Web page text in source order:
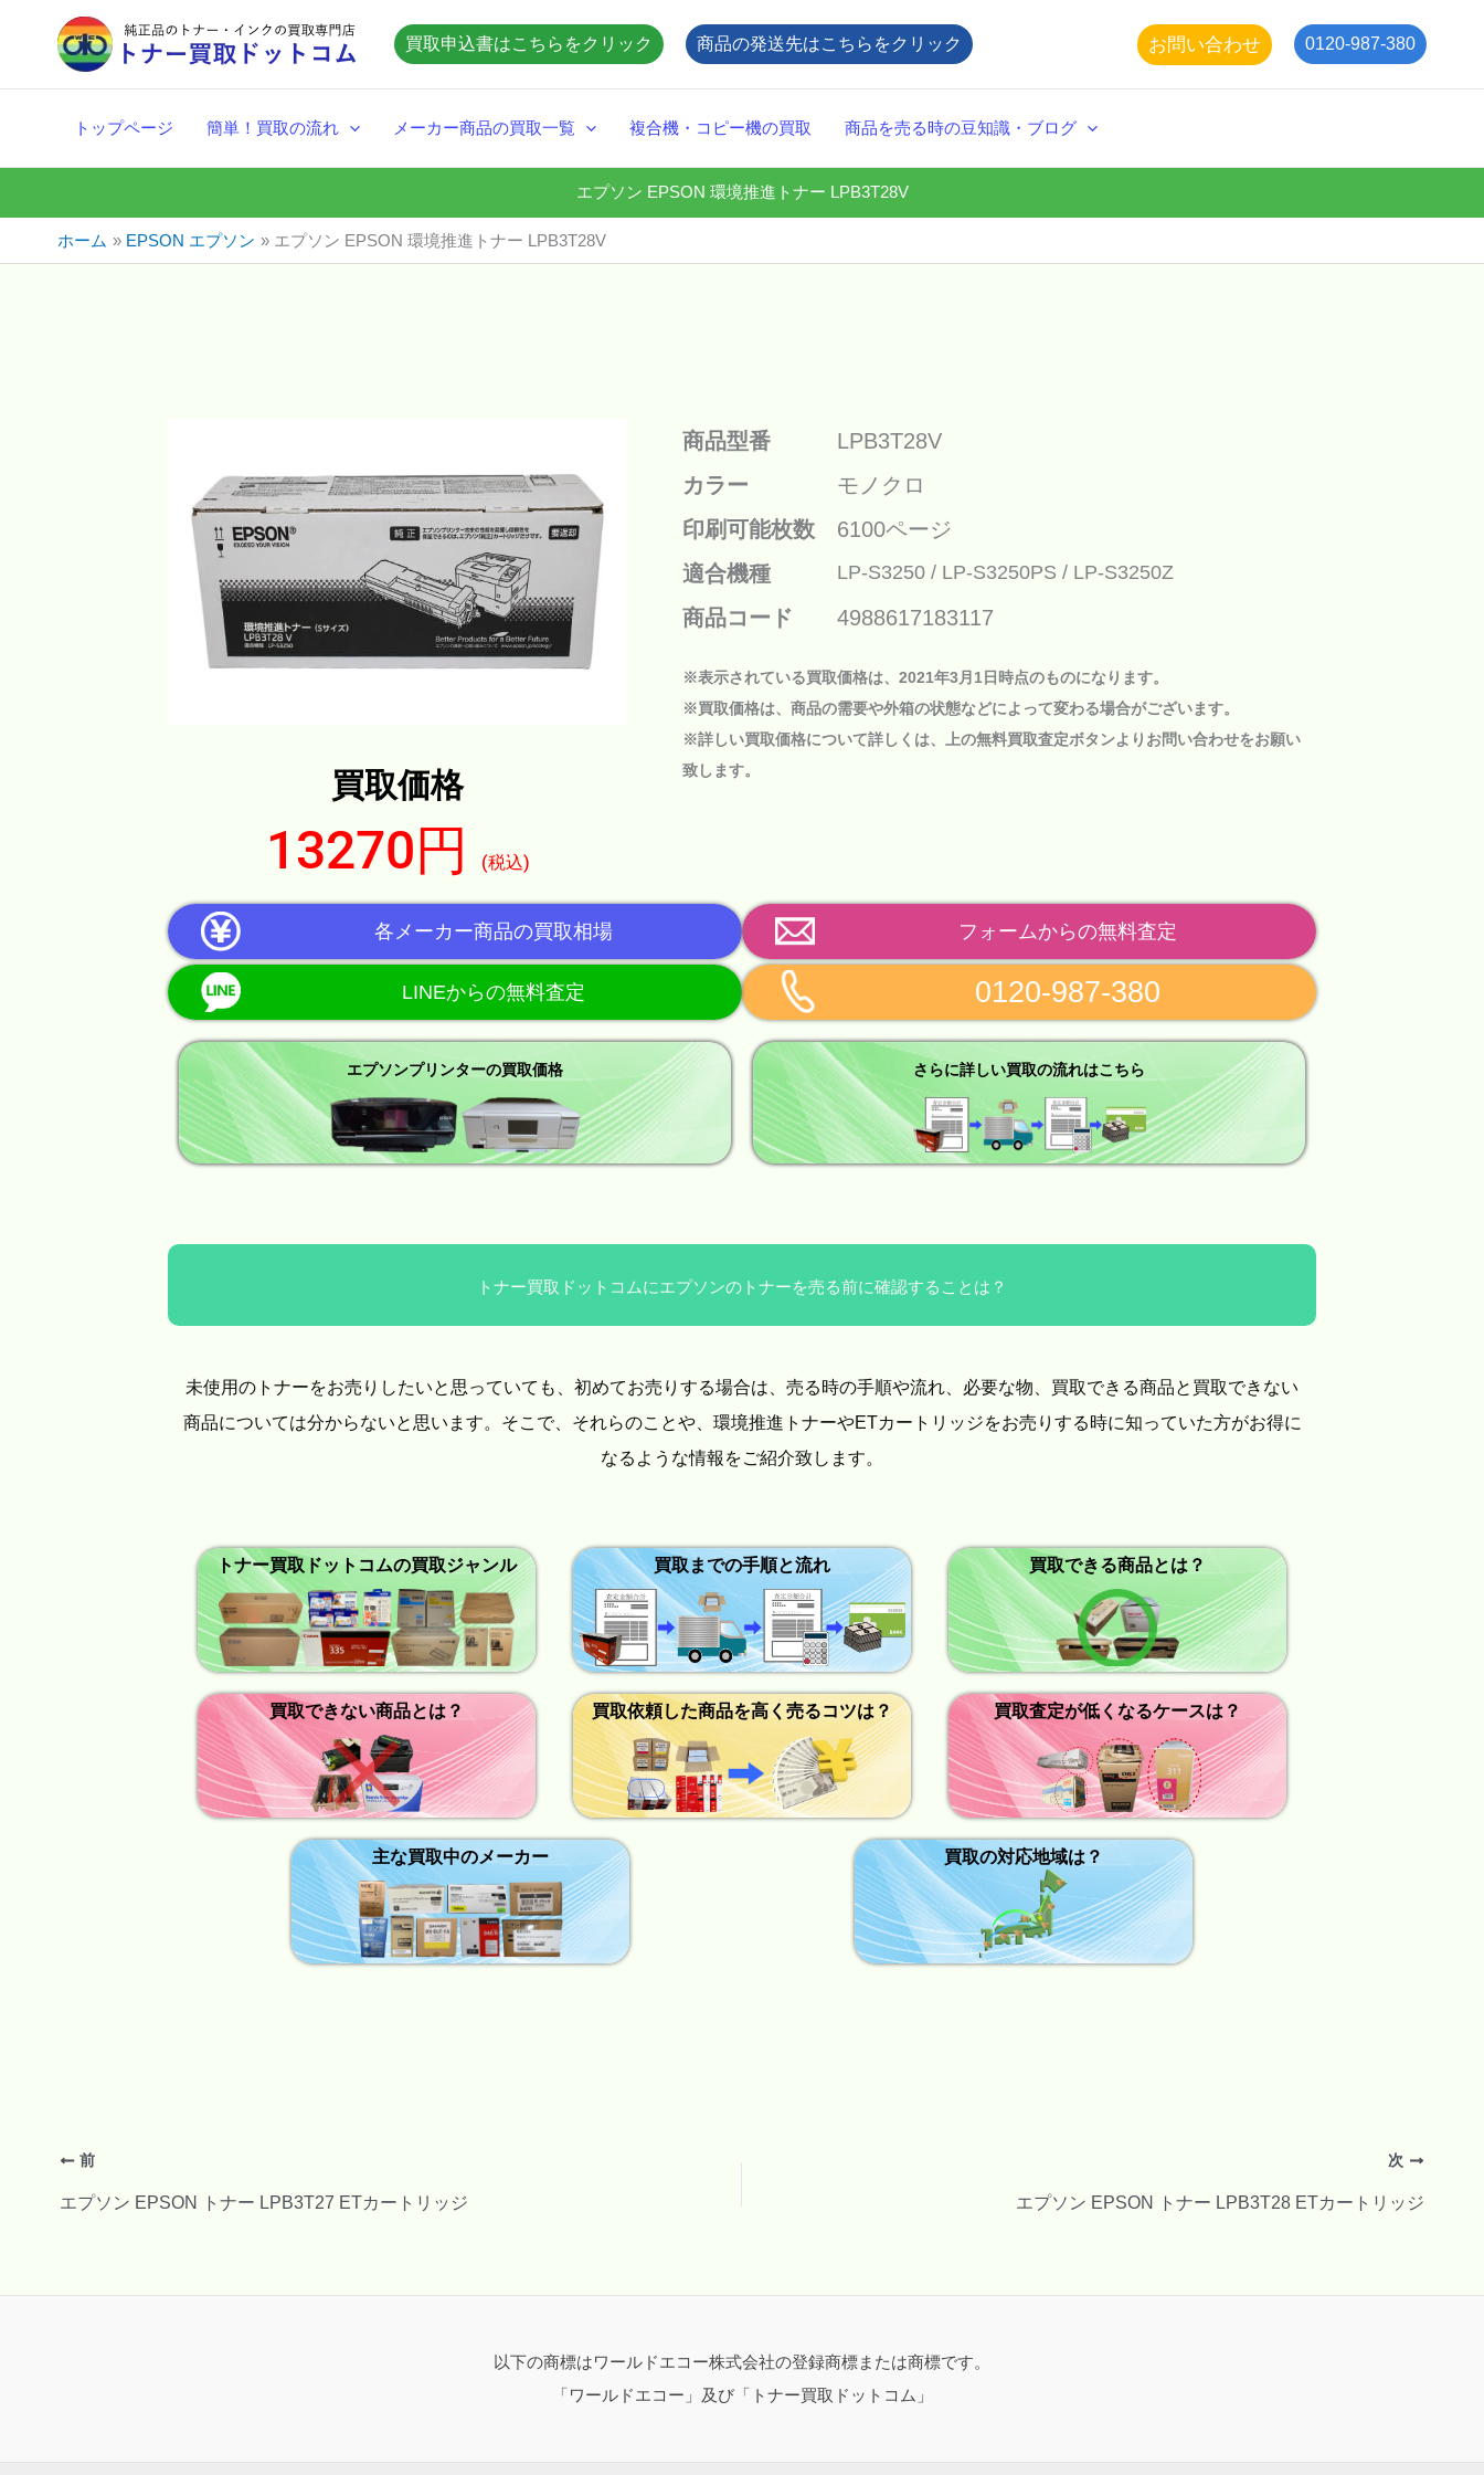
プ
買取申込書はこちらをクリック 商品の発送先はこちらをクリック お問い合わせ 0120-987-380
トップページ 簡単！買取の流れ メーカー商品の買取一覧 複合機・コピー機の買取 商品を売る時の豆知識・ブログ
エプソン EPSON 環境推進トナー LPB3T28V
ホーム EPSON エプソン エプソン EPSON 環境推進トナー LPB3T28V
買取価格
13270円 (税込)
商品型番
LPB3T28V
カラー
モノクロ
印刷可能枚数
6100ページ
適合機種
LP-S3250 LP-S3250PS LP-S3250Z
商品コード 4988617183117
※表示されている買取価格は、2021年3月1日時点のものになります。
※買取価格は、商品の需要や外箱の状態などによって変わる場合がございます。
※詳しい買取価格について詳しくは、上の無料買取査定ボタンよりお問い合わせをお願い
致します。
各メーカー商品の買取相場 フォームからの無料査定
LINEからの無料査定 0120-987-380
エプソンプリンターの買取価格 さらに詳しい買取の流れはこちら
トナー買取ドットコムにエプソンのトナーを売る前に確認することは？
未使用のトナーをお売りしたいと思っていても、初めてお売りする場合は、売る時の手順や流れ、必要な物、買取できる商品と買取できない
商品については分からないと思います。そこで、それらのことや、環境推進トナーやETカートリッジをお売りする時に知っていた方がお得に
なるような情報をご紹介致します。
トナー買取ドットコムの買取ジャンル 買取までの手順と流れ 買取できる商品とは？
買取できない商品とは？ 買取依頼した商品を高く売るコツは？ 買取査定が低くなるケースは？
主な買取中のメーカー 買取の対応地域は？
前
エプソン EPSON トナー LPB3T27 ETカートリッジ
次
エプソン EPSON トナー LPB3T28 ETカートリッジ
以下の商標はワールドエコー株式会社の登録商標または商標です。
「ワールドエコー」及び「トナー買取ドットコム」